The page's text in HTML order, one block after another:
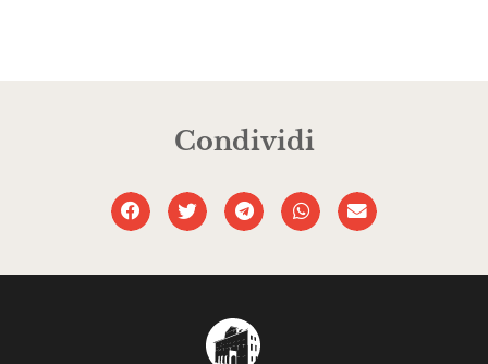
Condividi